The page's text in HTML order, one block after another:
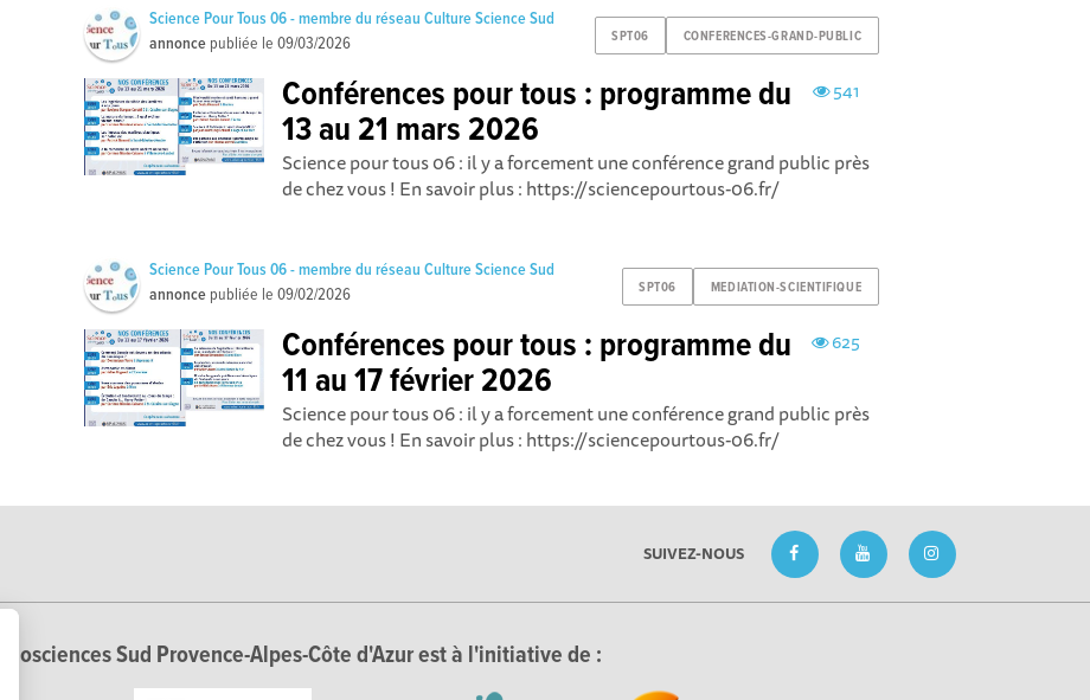
SPT06 CONFERENCES-GRAND-PUBLIC
Science Pour Tous 06 - membre du réseau Culture Science Sud
annonce publiée le09/03/2026
541
Conférences pour tous : programme du
13 au 21 mars 2026
Science pour tous 06 : il y a forcement une conférence grand public près
de chez vous ! En savoir plus : https://sciencepourtous-06.fr/
SPT06 MEDIATION-SCIENTIFIQUE
Science Pour Tous 06 - membre du réseau Culture Science Sud
annonce publiée le09/02/2026
625
Conférences pour tous : programme du
11 au 17 février 2026
Science pour tous 06 : il y a forcement une conférence grand public près
de chez vous ! En savoir plus : https://sciencepourtous-06.fr/
SUIVEZ-NOUS
Echosciences Sud Provence-Alpes-Côte d'Azur est à l'initiative de :